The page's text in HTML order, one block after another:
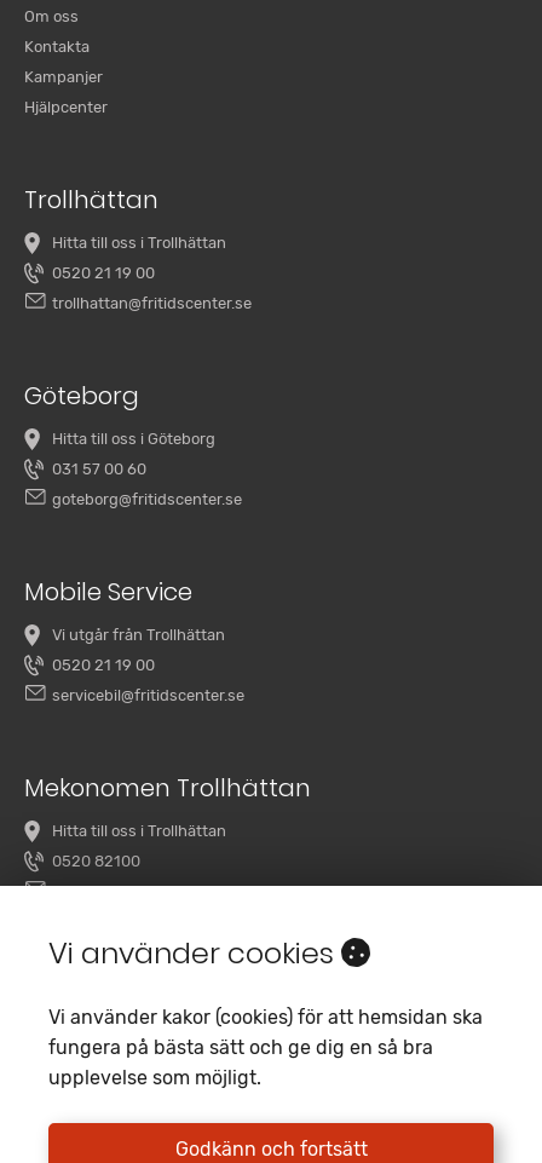
Om oss
Kontakta
Kampanjer
Hjälpcenter
Trollhättan
Hitta till oss i Trollhättan
0520 21 19 00
trollhattan@fritidscenter.se
Göteborg
Hitta till oss i Göteborg
031 57 00 60
goteborg@fritidscenter.se
Mobile Service
Vi utgår från Trollhättan
0520 21 19 00
servicebil@fritidscenter.se
Mekonomen Trollhättan
Hitta till oss i Trollhättan
0520 82100
overby@mekonomenbilverkstad.se
Copyright 2020 Fritidscenter
Vi använder cookies
Vi använder kakor (cookies) för att hemsidan ska
fungera på bästa sätt och ge dig en så bra
upplevelse som möjligt.
Godkänn och fortsätt